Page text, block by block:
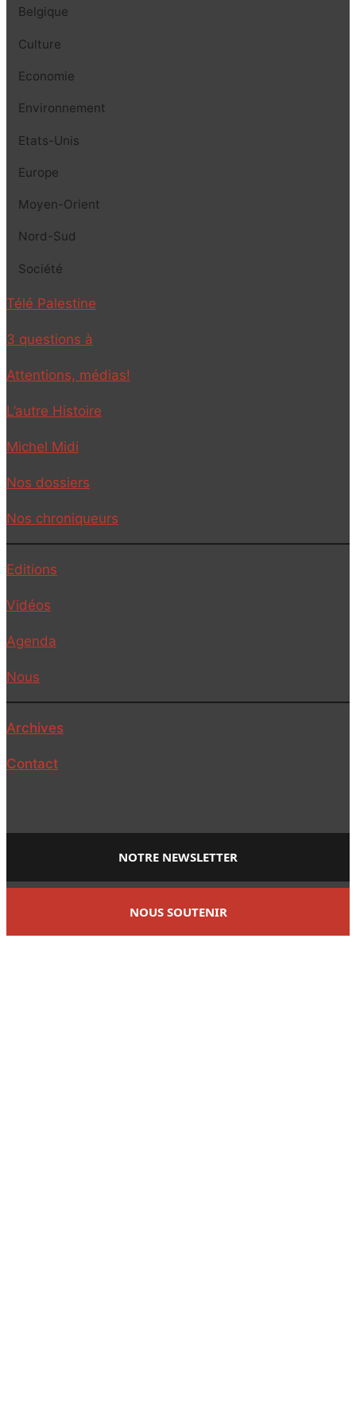
Belgique
Culture
Economie
Environnement
Etats-Unis
Europe
Moyen-Orient
Nord-Sud
Société
Télé Palestine
3 questions à
Attentions, médias!
L’autre Histoire
Michel Midi
Nos dossiers
Nos chroniqueurs
Editions
Vidéos
Agenda
Nous
Archives
Contact
NOTRE NEWSLETTER
NOUS SOUTENIR